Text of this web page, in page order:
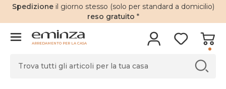
Spedizione il giorno stesso (solo per standard a domicilio)
reso gratuito *
ARREDAMENTO PER LA CASA